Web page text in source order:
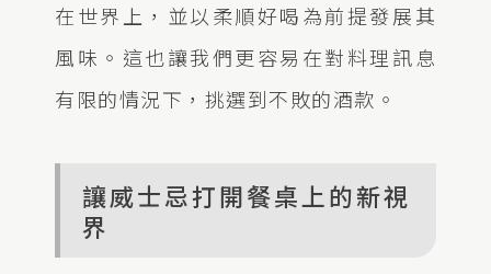
在世界上，並以柔順好喝為前提發展其
風味。這也讓我們更容易在對料理訊息
有限的情況下，挑選到不敗的酒款。
讓威士忌打開餐桌上的新視
界